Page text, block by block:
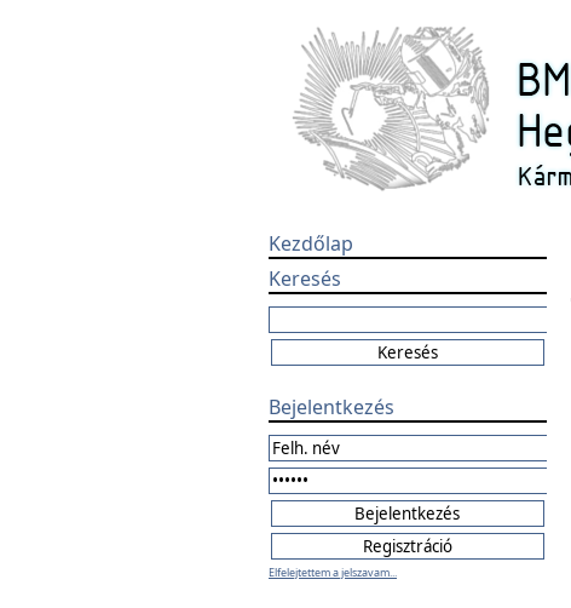
Kezdőlap
Keresés
Bejelentkezés
Elfelejtettem a jelszavam...